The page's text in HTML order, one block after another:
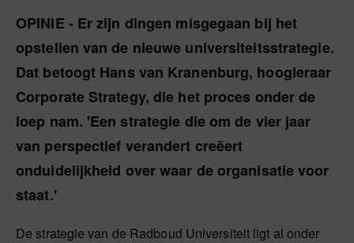
OPINIE - Er zijn dingen misgegaan bij het
opstellen van de nieuwe universiteitsstrategie.
Dat betoogt Hans van Kranenburg, hoogleraar
Corporate Strategy, die het proces onder de
loep nam. 'Een strategie die om de vier jaar
van perspectief verandert creëert
onduidelijkheid over waar de organisatie voor
staat.'
De strategie van de Radboud Universiteit ligt al onder